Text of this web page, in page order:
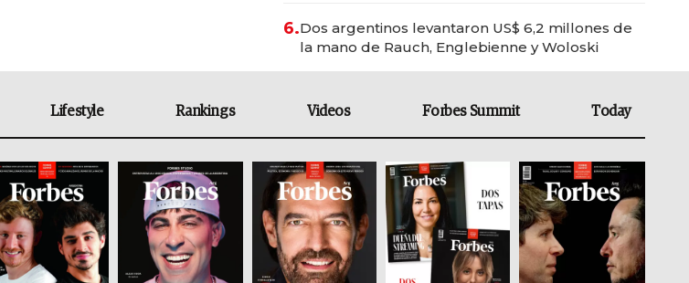
6.Dos argentinos levantaron US$ 6,2 millones de
la mano de Rauch, Englebienne y Woloski
Lifestyle Rankings Videos Forbes Summit Today